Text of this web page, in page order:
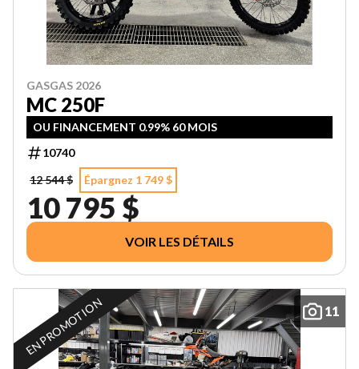
GASGAS 2026
MC 250F
OU FINANCEMENT 0.99% 60 MOIS
10740
12 544 $
Épargnez 1 749 $
10 795 $
VOIR LES DÉTAILS
11
EN PROMOTION